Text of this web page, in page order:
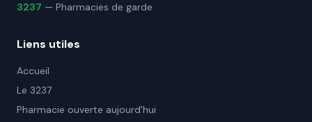
3237 — Pharmacies de garde
Liens utiles
Accueil
Le 3237
Pharmacie ouverte aujourd'hui